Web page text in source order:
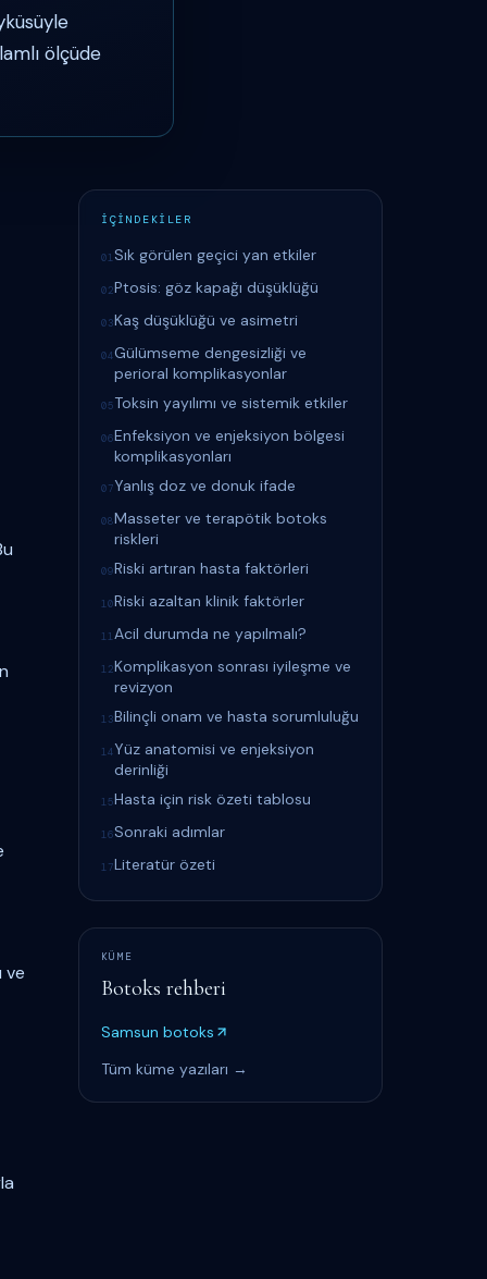
ölçüde
ve
İÇİNDEKİLER
01Sık görülen geçici yan etkiler
02Ptosis: göz kapağı düşüklüğü
03Kaş düşüklüğü ve asimetri
04Gülümseme dengesizliği ve
perioral komplikasyonlar
05Toksin yayılımı ve sistemik etkiler
06Enfeksiyon ve enjeksiyon bölgesi
komplikasyonları
07Yanlış doz ve donuk ifade
08Masseter ve terapötik botoks
riskleri
09Riski artıran hasta faktörleri
10Riski azaltan klinik faktörler
11Acil durumda ne yapılmalı?
12Komplikasyon sonrası iyileşme ve
revizyon
13Bilinçli onam ve hasta sorumluluğu
14Yüz anatomisi ve enjeksiyon
derinliği
15Hasta için risk özeti tablosu
16Sonraki adımlar
17Literatür özeti
KÜME
Botoks rehberi
Samsun botoks
Tüm küme yazıları →